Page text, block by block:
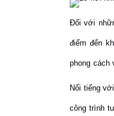
Đối với
điểm đến
phong cách
Nổi tiếng
công trình